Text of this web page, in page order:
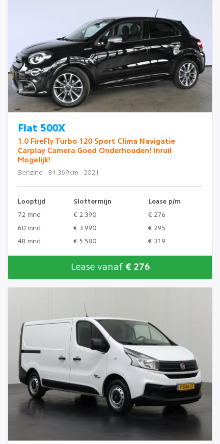
Fiat 500X
1.0 FireFly Turbo 120 Sport Clima Navigatie
Carplay Camera Goed Onderhouden! Inruil
Mogelijk!
Benzine · 84.369km · 2021
Looptijd Slottermijn
Lease p/m
72 mnd
€ 2.390
€ 276
60 mnd
€ 3.990
€ 295
48 mnd
€ 5.580 € 319
Lease vanaf € 276